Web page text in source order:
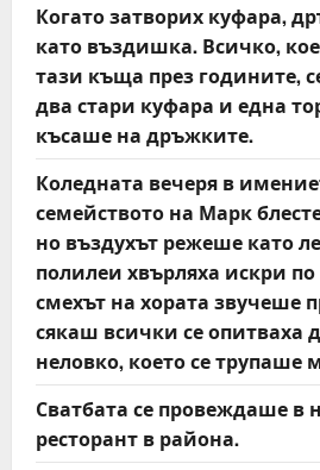
Когато затворих куфара,
като въздишка. Всичко,
тази къща през годините,
два стари куфара и една
късаше на дръжките.
Коледната вечеря в
семейството на Марк
но въздухът режеше като
полилеи хвърляха искри
смехът на хората звучеше
сякаш всички се опитваха
неловко, което се трупаше
Сватбата се провеждаше в
ресторант в района.